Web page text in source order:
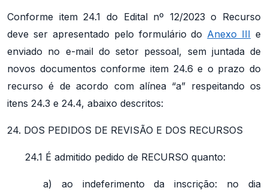
Conforme item 24.1 do Edital nº 12/2023 o Recurso
deve ser apresentado pelo formulário do Anexo III e
enviado no e-mail do setor pessoal, sem juntada de
novos documentos conforme item 24.6 e o prazo do
recurso é de acordo com alínea “a” respeitando os
itens 24.3 e 24.4, abaixo descritos:
24. DOS PEDIDOS DE REVISÃO E DOS RECURSOS
24.1 É admitido pedido de RECURSO quanto:
a) ao indeferimento da inscrição: no dia